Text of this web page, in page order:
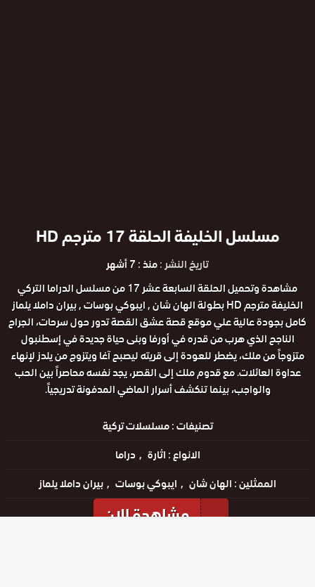
مسلسل الخليفة الحلقة 17 مترجم HD
تاريخ النشر :منذ : 7 أشهر
مشاهدة وتحميل الحلقة السابعة عشر 17 من مسلسل الدراما التركي
الخليفة مترجم HD بطولة الهان شان , ايبوكي بوسات , بيران داملا يلماز
كامل بجودة عالية علي موقع قصة عشق القصة تدور حول سرحات، الجراح
الناجح الذي هرب من قدره في أورفا وبنى حياة جديدة في إسطنبول
متزوجاً من ملك، يضطر للعودة إلى قريته ليصبح آغا ويتزوج من يلدز لإنهاء
عداوة العائلات. مع قدوم ملك إلى القصر، يجد نفسه محاصراً بين الحب
والواجب، بينما تنكشف أسرار الماضي المدفونة تدريجياً.
تصنيفات :مسلسلات تركية
الانواع :اثارة
دراما
الممثلين :الهان شان ايبوكي بوسات بيران داملا يلماز
مشاهدة الان